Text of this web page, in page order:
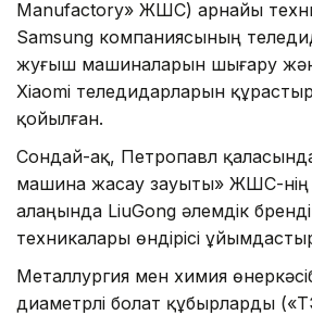
Manufactory» ЖШС) арнайы
Samsung компаниясының
жуғыш машиналарын шығару
Xiaomi теледидарларын
қойылған.
Сондай-ақ, Петропавл
машина жасау зауыты» ЖШС-нің
алаңында LiuGong әлемдік
техникалары өндірісі
Металлургия мен химия
диаметрлі болат құбырларды